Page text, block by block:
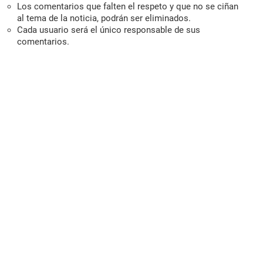
Los comentarios que falten el respeto y que no se ciñan
al tema de la noticia, podrán ser eliminados.
Cada usuario será el único responsable de sus
comentarios.